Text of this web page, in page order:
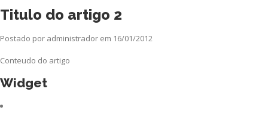
Titulo do artigo 2
Postado por administrador em 16/01/2012
Conteudo do artigo
Widget